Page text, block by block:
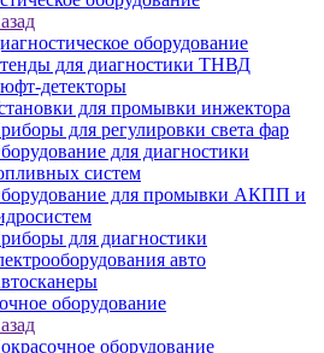
оборудование
для диагностики ТНВД
детекторы
для промывки инжектора
для регулировки света фар
для диагностики
систем
для промывки АКПП и
для диагностики
авто
оборудование
оборудование